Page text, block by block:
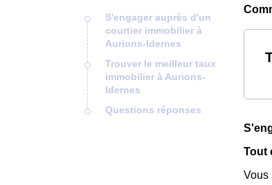
S'engager auprès d'un
courtier immobilier à
Aurions-Idernes
Trouver le meilleur taux
immobilier à Aurions-
Idernes
Questions réponses
Tout
Vous